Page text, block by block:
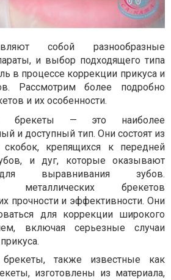
собой разнообразные
и выбор подходящего типа
в процессе коррекции прикуса и
Рассмотрим более подробно
и их особенности.
брекеты — это наиболее
и доступный тип. Они состоят из
скобок, крепящихся к передней
и дуг, которые оказывают
выравнивания зубов.
металлических брекетов
прочности и эффективности. Они
для коррекции широкого
включая серьезные случаи
брекеты, также известные как
изготовлены из материала,